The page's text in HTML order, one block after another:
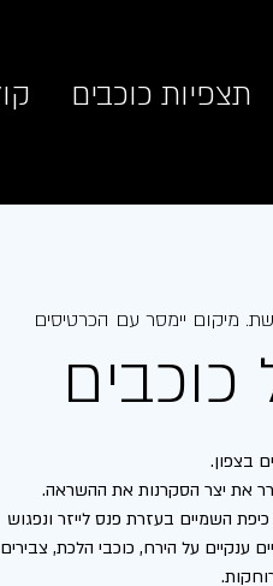
תצפיות כוכבים
מיקום יימסר עם הכרטיסים
כוכבים בוהקים בצפון.
הצטרפו למסע בין כוכבים על מנת לעורר את יצר הסקרנות את ההשראה.
השמיים בעזרת פנס לייזר ונפגוש
ענקיים על הירח, כוכבי הלכת, צבירים